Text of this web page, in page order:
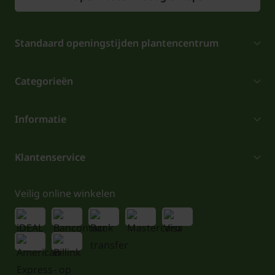
Standaard openingstijden plantencentrum
Categorieën
Informatie
Klantenservice
Veilig online winkelen